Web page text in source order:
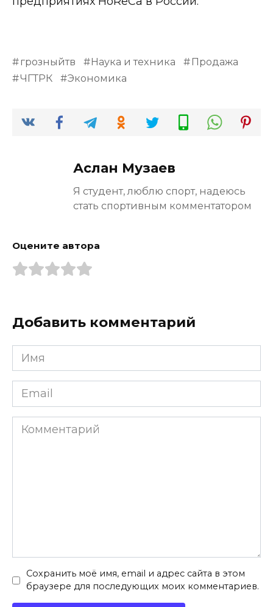
грозныйтв Наука и техника
Продажа
ЧГТРК
Экономика
Аслан Музаев
Я студент, люблю спорт, надеюсь
стать спортивным комментатором
Оцените автора
Добавить комментарий
Имя
*
Email
*
Комментарий
Сохранить моё имя, email и адрес сайта в этом
браузере для последующих моих комментариев.